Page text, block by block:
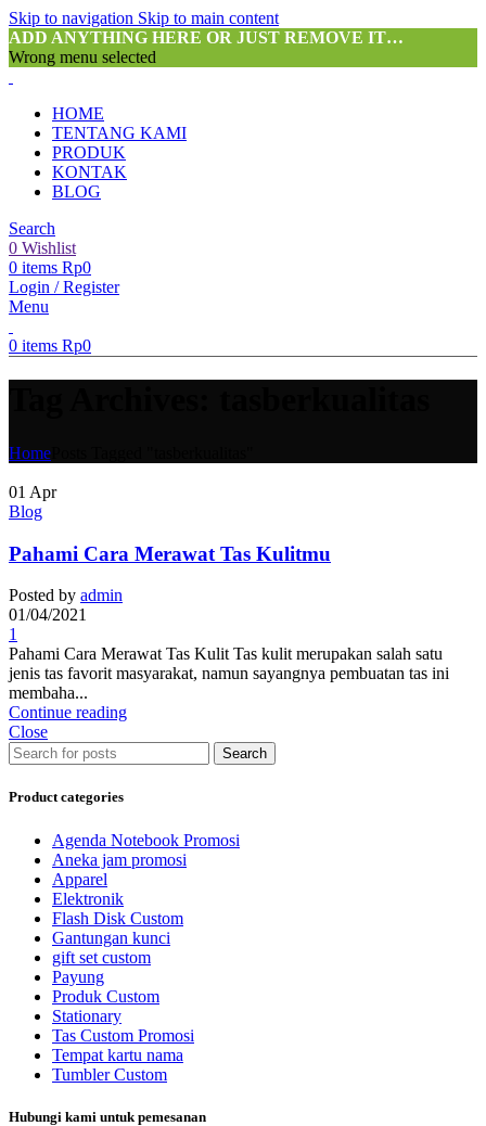
Skip to navigation Skip to main content
ADD ANYTHING HERE OR JUST REMOVE IT…
Wrong menu selected
HOME
TENTANG KAMI
PRODUK
KONTAK
BLOG
Search
0 Wishlist
0 items Rp0
Login / Register
Menu
0 items Rp0
Home
01 Apr
Blog
Pahami Cara Merawat Tas Kulitmu
Posted by admin
01/04/2021
1
Pahami Cara Merawat Tas Kulit Tas kulit merupakan salah satu
jenis tas favorit masyarakat, namun sayangnya pembuatan tas ini
membaha...
Continue reading
Close
Search
Product categories
Agenda Notebook Promosi
Aneka jam promosi
Apparel
Elektronik
Flash Disk Custom
Gantungan kunci
gift set custom
Payung
Produk Custom
Stationary
Tas Custom Promosi
Tempat kartu nama
Tumbler Custom
Hubungi kami untuk pemesanan